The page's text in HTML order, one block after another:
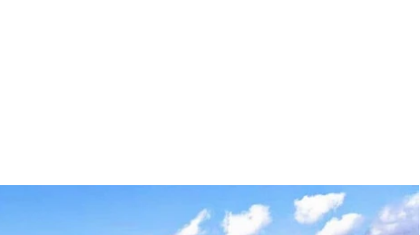
заблукав у Карпатах. Чоловіка шукали з 14 лютого, а